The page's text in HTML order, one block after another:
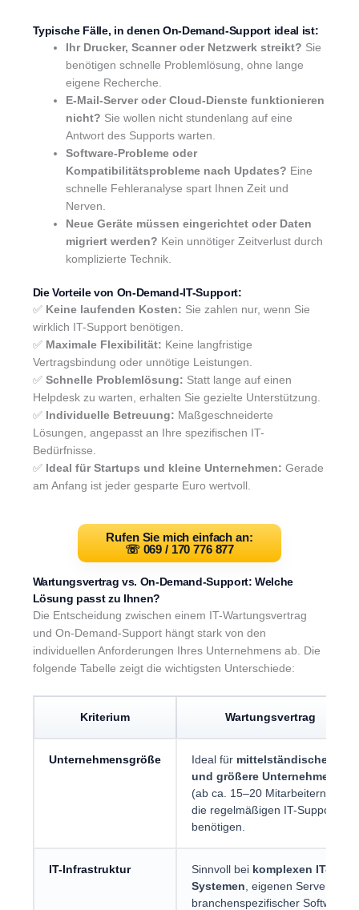
Typische Fälle, in denen On-Demand-Support ideal ist:
Ihr Drucker, Scanner oder Netzwerk streikt? Sie
benötigen schnelle Problemlösung, ohne lange
eigene Recherche.
E-Mail-Server oder Cloud-Dienste funktionieren
nicht? Sie wollen nicht stundenlang auf eine
Antwort des Supports warten.
Software-Probleme oder
Kompatibilitätsprobleme nach Updates? Eine
schnelle Fehleranalyse spart Ihnen Zeit und
Nerven.
Neue Geräte müssen eingerichtet oder Daten
migriert werden? Kein unnötiger Zeitverlust durch
komplizierte Technik.
Die Vorteile von On-Demand-IT-Support:
✅ Keine laufenden Kosten: Sie zahlen nur, wenn Sie
wirklich IT-Support benötigen.
✅ Maximale Flexibilität: Keine langfristige
Vertragsbindung oder unnötige Leistungen.
✅ Schnelle Problemlösung: Statt lange auf einen
Helpdesk zu warten, erhalten Sie gezielte Unterstützung.
✅ Individuelle Betreuung: Maßgeschneiderte
Lösungen, angepasst an Ihre spezifischen IT-
Bedürfnisse.
✅ Ideal für Startups und kleine Unternehmen: Gerade
am Anfang ist jeder gesparte Euro wertvoll.
Rufen Sie mich einfach an:
☏ 069 / 170 776 877
Wartungsvertrag vs. On-Demand-Support: Welche
Lösung passt zu Ihnen?
Die Entscheidung zwischen einem IT-Wartungsvertrag
und On-Demand-Support hängt stark von den
individuellen Anforderungen Ihres Unternehmens ab. Die
folgende Tabelle zeigt die wichtigsten Unterschiede:
Kriterium Wartungsvertrag
Unternehmensgröße Ideal für mittelständische
und größere Unternehmen
(ab ca. 15–20 Mitarbeitern),
die regelmäßigen IT-Support
benötigen.
IT-Infrastruktur Sinnvoll bei komplexen IT-
Systemen , eigenen Servern,
branchenspezifischer Software